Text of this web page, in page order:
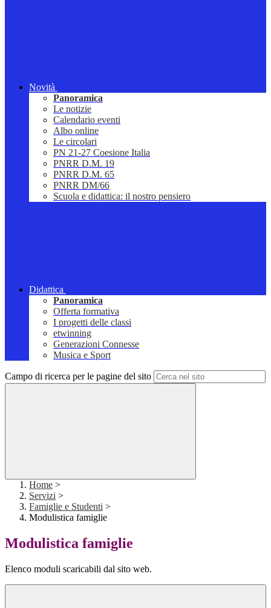
Novità
Panoramica
Le notizie
Calendario eventi
Albo online
Le circolari
PN 21-27 Coesione Italia
PNRR D.M. 19
PNRR D.M. 65
PNRR DM/66
Scuola e didattica: il nostro pensiero
Didattica
Panoramica
Offerta formativa
I progetti delle classi
etwinning
Generazioni Connesse
Musica e Sport
Campo di ricerca per le pagine del sito
Home >
Servizi >
Famiglie e Studenti >
Modulistica famiglie
Modulistica famiglie
Elenco moduli scaricabili dal sito web.